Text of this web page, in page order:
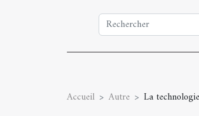
Accueil Autre La